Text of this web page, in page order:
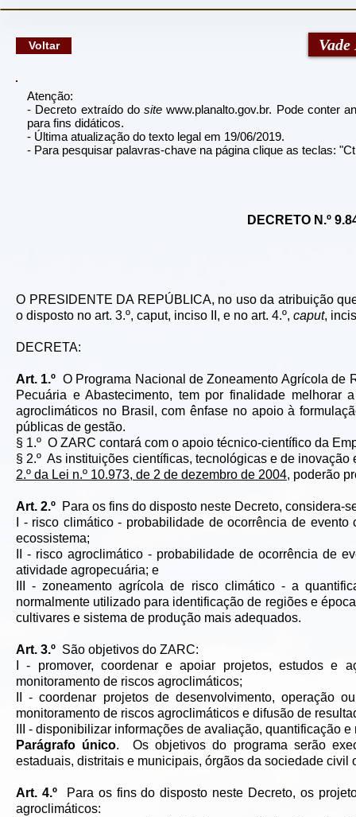
Voltar
Atenção:
- Decreto extraído dosite www.planalto.gov.br. Pode conter
para fins didáticos.
- Última atualização do texto legal em 19/06/2019.
- Para pesquisar palavras-chave na página clique as teclas:
DECRETO N.º
O PRESIDENTE DA REPÚBLICA, no uso da atribuição
o disposto no art. 3.º, caput, inciso II, e no art. 4.º, caput,
DECRETA:
Art. 1.º O Programa Nacional de Zoneamento Agrícola de
Pecuária e Abastecimento, tem por finalidade
agroclimáticos no Brasil, com ênfase no apoio à
públicas de gestão.
§ 1.º O ZARC contará com o apoio técnico-científico da
§ 2.º As instituições científicas, tecnológicas e de
2.º da Lei n.º 10.973, de 2 de dezembro de 2004, poderão
Art. 2.º Para os fins do disposto neste Decreto, considera-
I - risco climático - probabilidade de ocorrência de
ecossistema;
II - risco agroclimático - probabilidade de ocorrência de
atividade agropecuária; e
III - zoneamento agrícola de risco climático - a
normalmente utilizado para identificação de regiões e
cultivares e sistema de produção mais adequados.
Art. 3.º São objetivos do ZARC:
I - promover, coordenar e apoiar projetos, estudos e
monitoramento de riscos agroclimáticos;
II - coordenar projetos de desenvolvimento, operação
monitoramento de riscos agroclimáticos e difusão de
III - disponibilizar informações de avaliação, quantificação
Parágrafo único. Os objetivos do programa serão
estaduais, distritais e municipais, órgãos da sociedade civil
Art. 4.ºPara os fins do disposto neste Decreto, os
agroclimáticos: